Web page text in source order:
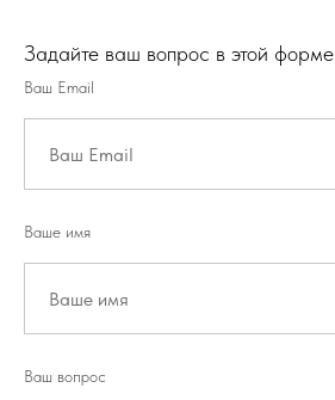
Задайте ваш вопрос в этой форме
Ваш Email
Ваше имя
Ваш вопрос